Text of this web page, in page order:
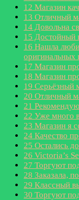
12 Магазин
13 Отличный
14 Довольна
15 Достойный
16 Нашла
17 Магазин
18 Магазин
19 Серьёзный
20 Отличный
21 Рекомендую
22 Уже много
23 Магазин я
24 Качество
25 Остались
26 Victoria’s
27 Торгуют
28 Заказала,
29 Классный
30 Торгуют